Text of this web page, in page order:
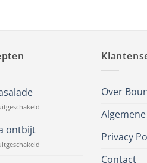
ontbijt
Over
Privacy
Contact